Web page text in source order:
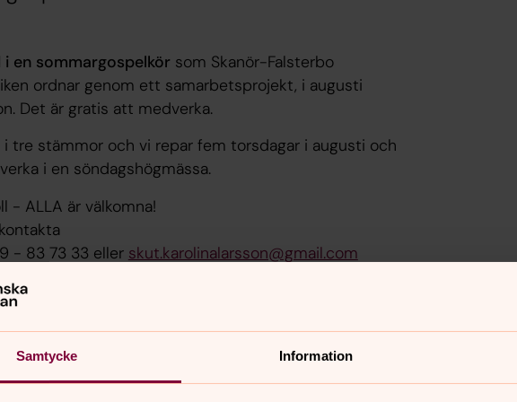
Samtycke Information
en sommargospelkör som Skanör-Falsterbo
ordnar genom ett samarbetsprojekt, i augusti
Det är gratis att medverka.
tre stämmor och vi repar fem torsdagar i augusti och
i en söndagshögmässa.
- ALLA är välkomna!
- 83 73 33 eller skut.karolinalarsson@gmail.com
framträdanden:
21
21
19-21